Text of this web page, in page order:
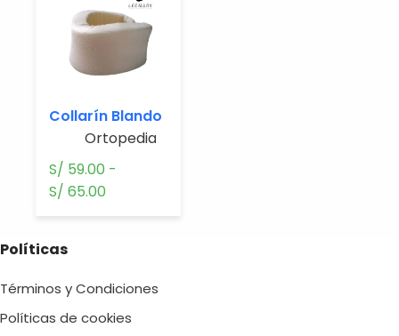
Collarín Blando
Ortopedia.
S/ 59.00 -
S/ 65.00
S/ 59.00
S/ 65.00
Políticas
Términos y Condiciones
Políticas de cookies